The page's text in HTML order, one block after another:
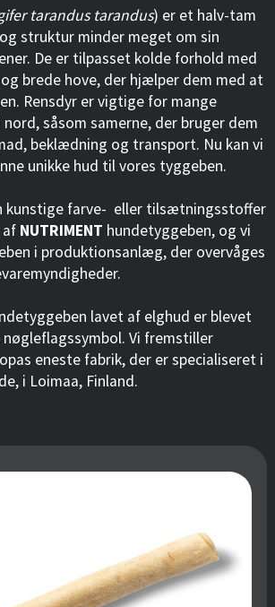
tarandus tarandus) er et halv-tam
struktur minder meget om sin
De er tilpasset kolde forhold med
brede hove, der hjælper dem med at
Rensdyr er vigtige for mange
såsom samerne, der bruger dem
beklædning og transport. Nu kan vi
unikke hud til vores tyggeben.
kunstige farve- eller tilsætningsstoffer
NUTRIMENT hundetyggeben, og vi
i produktionsanlæg, der overvåges
lavet af elghud er blevet
Vi fremstiller
eneste fabrik, der er specialiseret i
i Loimaa, Finland.